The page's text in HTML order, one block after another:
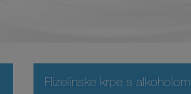
Flizelinske krpe s alkoholom